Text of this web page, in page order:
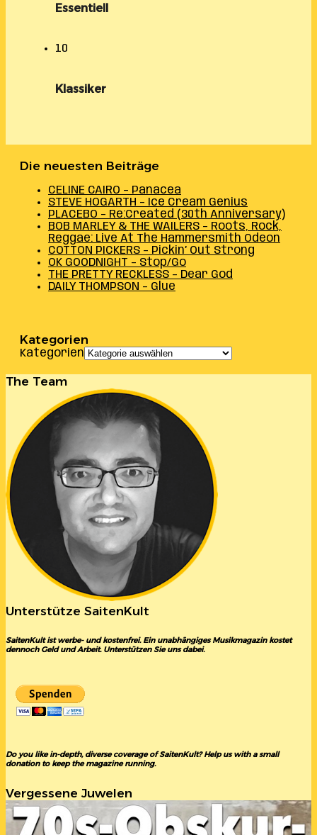
Essentiell
10
Klassiker
Die neuesten Beiträge
CELINE CAIRO – Panacea
STEVE HOGARTH – Ice Cream Genius
PLACEBO – Re:Created (30th Anniversary)
BOB MARLEY & THE WAILERS – Roots, Rock,
Reggae: Live At The Hammersmith Odeon
COTTON PICKERS – Pickin’ Out Strong
OK GOODNIGHT – Stop/Go
THE PRETTY RECKLESS – Dear God
DAILY THOMPSON – Glue
Kategorien
Kategorien
The Team
Unterstütze SaitenKult
SaitenKult ist werbe- und kostenfrei. Ein unabhängiges Musikmagazin kostet
dennoch Geld und Arbeit. Unterstützen Sie uns dabei.
Do you like in-depth, diverse coverage of SaitenKult? Help us with a small
donation to keep the magazine running.
Vergessene Juwelen